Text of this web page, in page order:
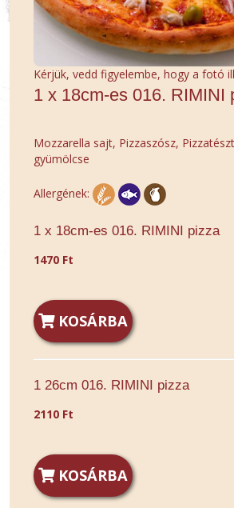
Kérjük, vedd figyelembe, hogy a fotó
1 x 18cm-es 016. RIMINI
Mozzarella sajt, Pizzaszósz,
gyümölcse
Allergének:
1 x 18cm-es 016. RIMINI pizza
1470 Ft
KOSÁRBA
1 26cm 016. RIMINI pizza
2110 Ft
KOSÁRBA